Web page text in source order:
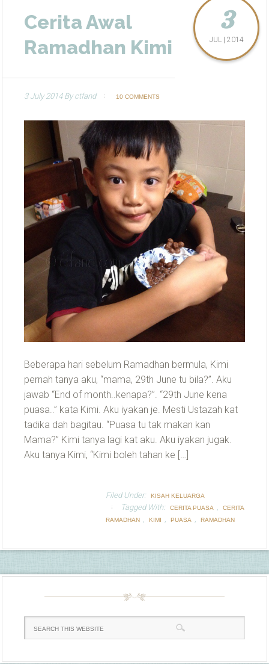
Cerita Awal
Ramadhan Kimi
3
JUL | 2014
3 July 2014Byctfand 10 COMMENTS
Beberapa hari sebelum Ramadhan bermula, Kimi
pernah tanya aku, “mama, 29th June tu bila?”. Aku
jawab “End of month..kenapa?”. “29th June kena
puasa..” kata Kimi. Aku iyakan je. Mesti Ustazah kat
tadika dah bagitau. “Puasa tu tak makan kan
Mama?” Kimi tanya lagi kat aku. Aku iyakan jugak.
Aku tanya Kimi, “Kimi boleh tahan ke […]
Filed Under: KISAH KELUARGA
Tagged With: CERITA PUASA ,
CERITA
RAMADHAN , KIMI , PUASA , RAMADHAN